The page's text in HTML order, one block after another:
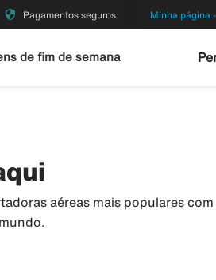
security Pagamentos seguros Minha página
de fim de semana
aéreas mais populares com